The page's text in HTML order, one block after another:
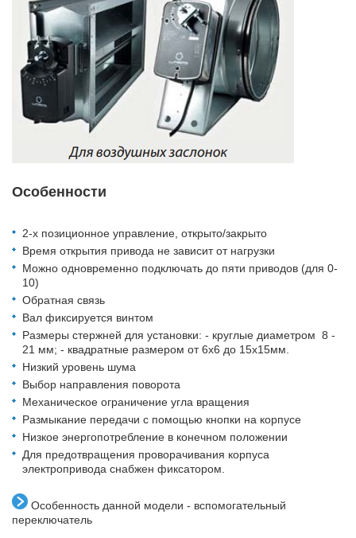
Особенности
2-х позиционное управление, открыто/закрыто
Время открытия привода не зависит от нагрузки
Можно одновременно подключать до пяти приводов (для 0-
10)
Обратная связь
Вал фиксируется винтом
Размеры стержней для установки: - круглые диаметром 8 -
21 мм; - квадратные размером от 6х6 до 15х15мм.
Низкий уровень шума
Выбор направления поворота
Механическое ограничение угла вращения
Размыкание передачи с помощью кнопки на корпусе
Низкое энергопотребление в конечном положении
Для предотвращения проворачивания корпуса
электропривода снабжен фиксатором.
Особенность данной модели - вспомогательный
переключатель